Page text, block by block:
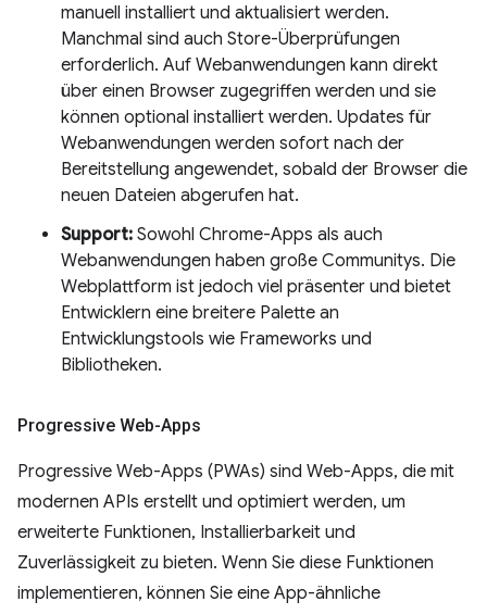
manuell installiert und aktualisiert werden.
Manchmal sind auch Store-Überprüfungen
erforderlich. Auf Webanwendungen kann direkt
über einen Browser zugegriffen werden und sie
können optional installiert werden. Updates für
Webanwendungen werden sofort nach der
Bereitstellung angewendet, sobald der Browser die
neuen Dateien abgerufen hat.
Support: Sowohl Chrome-Apps als auch
Webanwendungen haben große Communitys. Die
Webplattform ist jedoch viel präsenter und bietet
Entwicklern eine breitere Palette an
Entwicklungstools wie Frameworks und
Bibliotheken.
Progressive Web-Apps
Progressive Web-Apps (PWAs) sind Web-Apps, die mit
modernen APIs erstellt und optimiert werden, um
erweiterte Funktionen, Installierbarkeit und
Zuverlässigkeit zu bieten. Wenn Sie diese Funktionen
implementieren, können Sie eine App-ähnliche